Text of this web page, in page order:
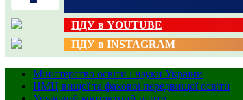
ПДУ в YOUTUBE
ПДУ в INSTAGRAM
Міністерство освіти і науки України
НМЦ вищої та фахової передвищої освіти